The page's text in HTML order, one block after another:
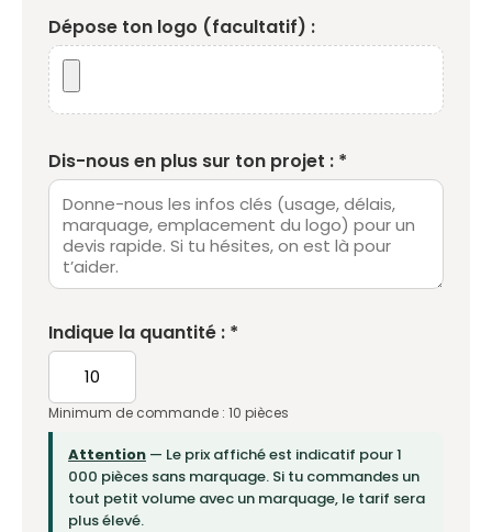
Dépose ton logo (facultatif) :
Dis-nous en plus sur ton projet : *
Indique la quantité : *
Minimum de commande : 10 pièces
Attention — Le prix affiché est indicatif pour 1
000 pièces sans marquage. Si tu commandes un
tout petit volume avec un marquage, le tarif sera
plus élevé.